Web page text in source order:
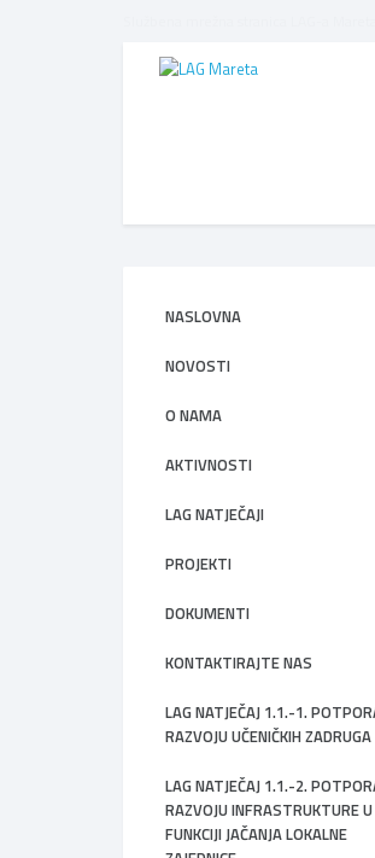
NASLOVNA
NOVOSTI
O NAMA
AKTIVNOSTI
LAG NATJEČAJI
PROJEKTI
DOKUMENTI
KONTAKTIRAJTE NAS
LAG NATJEČAJ 1.1.-1.
RAZVOJU UČENIČKIH ZADRUGA
LAG NATJEČAJ 1.1.-2.
RAZVOJU INFRASTRUKTURE U
FUNKCIJI JAČANJA LOKALNE